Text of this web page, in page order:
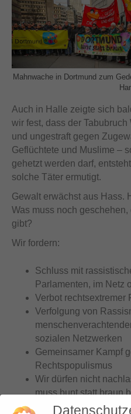
Mahnwache in Dortmund zum
Auch in Halle zeigte sich
wir fest, dass der
und ungestraft gegen
Geflüchtete und Muslime –
gehetzt werden darf,
solche Täter ermutigt.
Gewalt erwächst aus Hass.
Was muss noch
gibt?
Wir fordern:
Schluss mit
Parlamenten, im Netz
Verbot rechtsextremer
Verfolgung von
sozialen Netzwerken
Gemeinsamer Kampf
Rechtspopulismus
Wir dürfen nicht
muss bunt statt braun